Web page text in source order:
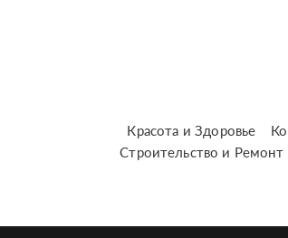
Красота и Здоровье
Строительство и Ремонт